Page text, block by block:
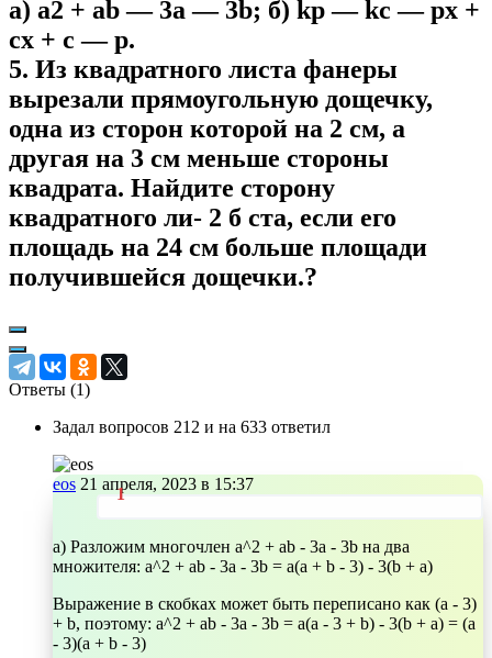
a) a2 + ab — 3a — 3b; б) kp — kc — px +
cx + c — p.
5. Из квадратного листа фанеры
вырезали прямоугольную дощечку,
одна из сторон которой на 2 см, а
другая на 3 см меньше стороны
квадрата. Найдите сторону
квадратного ли- 2 б ста, если его
площадь на 24 см больше площади
получившейся дощечки.?
Ответы (1)
Задал вопросов 212 и на 633 ответил
eos 21 апреля, 2023 в 15:37
a) Разложим многочлен a^2 + ab - 3a - 3b на два
множителя: a^2 + ab - 3a - 3b = a(a + b - 3) - 3(b + a)
Выражение в скобках может быть переписано как (a - 3)
+ b, поэтому: a^2 + ab - 3a - 3b = a(a - 3 + b) - 3(b + a) = (a
- 3)(a + b - 3)